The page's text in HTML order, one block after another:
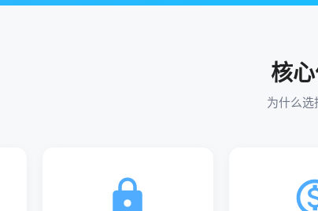
核
为什么